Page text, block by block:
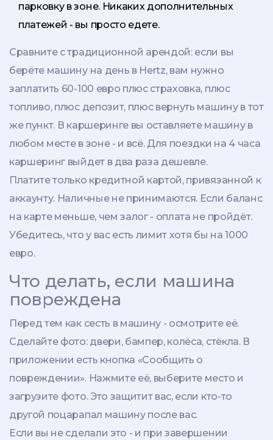
парковку в зоне. Никаких дополнительных
платежей - вы просто едете.
Сравните с традиционной арендой: если вы
берёте машину на день в Hertz, вам нужно
заплатить 60-100 евро плюс страховка, плюс
топливо, плюс депозит, плюс вернуть машину в тот
же пункт. В каршеринге вы оставляете машину в
любом месте в зоне - и всё. Для поездки на 4 часа
каршеринг выйдет в два раза дешевле.
Платите только кредитной картой, привязанной к
аккаунту. Наличные не принимаются. Если баланс
на карте меньше, чем залог - оплата не пройдёт.
Убедитесь, что у вас есть лимит хотя бы на 1000
евро.
Что делать, если машина
повреждена
Перед тем как сесть в машину - осмотрите её.
Сделайте фото: двери, бампер, колёса, стёкла. В
приложении есть кнопка «Сообщить о
повреждении». Нажмите её, выберите место и
загрузите фото. Это защитит вас, если кто-то
другой поцарапал машину после вас.
Если вы не сделали это - и при завершении